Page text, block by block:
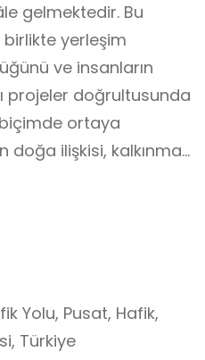
gelmektedir. Bu
birlikte yerleşim
ve insanların
projeler doğrultusunda
ortaya
doğa ilişkisi, kalkınma
çevresel ve
Özen Barajı;
etki başlıklarını
ele
Yolu, Pusat, Hafik,
Türkiye